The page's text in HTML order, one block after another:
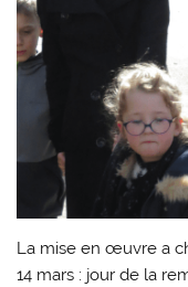
La mise en œuvre a
14 mars : jour de la